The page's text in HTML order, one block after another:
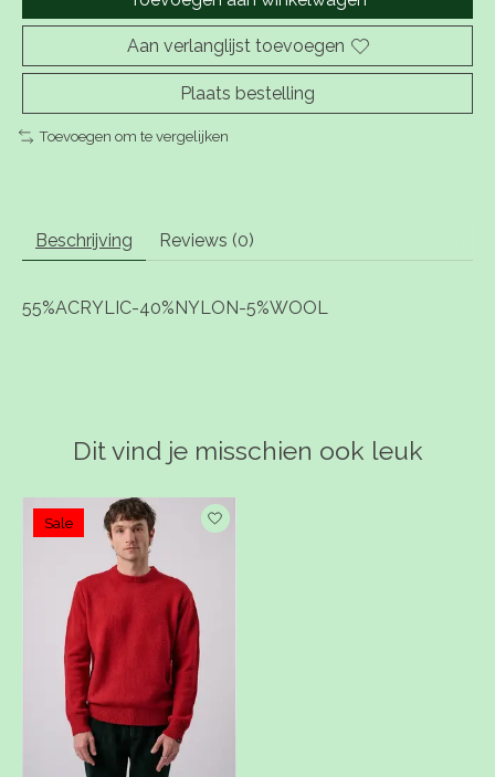
Aan verlanglijst toevoegen
Plaats bestelling
Toevoegen om te vergelijken
Beschrijving Reviews (0)
55%ACRYLIC-40%NYLON-5%WOOL
Dit vind je misschien ook leuk
Items van productcarrousel
Sale